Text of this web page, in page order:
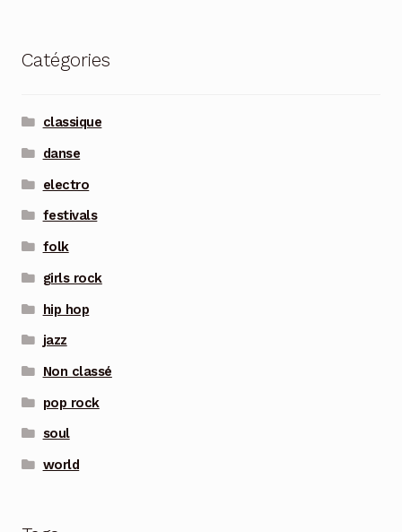
Catégories
classique
danse
electro
festivals
folk
girls rock
hip hop
jazz
Non classé
pop rock
soul
world